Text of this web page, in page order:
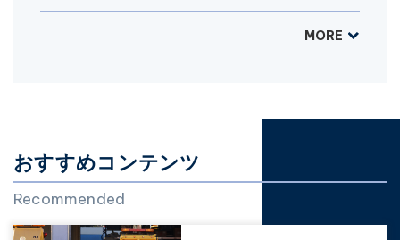
MORE
おすすめコンテンツ
Recommended